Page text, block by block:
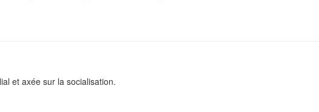
et axée sur la socialisation.